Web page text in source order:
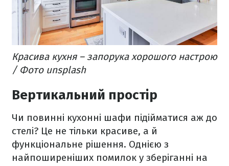
Красива кухня – запорука хорошого настрою
/ Фото unsplash
Вертикальний простір
Чи повинні кухонні шафи підійматися аж до
стелі? Це не тільки красиве, а й
функціональне рішення. Однією з
найпоширеніших помилок у зберіганні на